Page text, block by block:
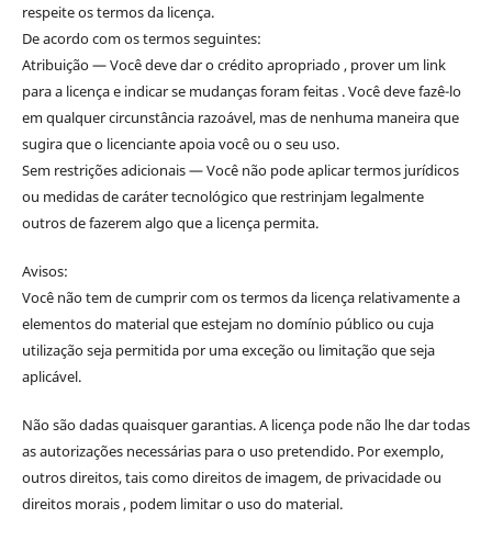
respeite os termos da licença.
De acordo com os termos seguintes:
Atribuição — Você deve dar o crédito apropriado , prover um link
para a licença e indicar se mudanças foram feitas . Você deve fazê-lo
em qualquer circunstância razoável, mas de nenhuma maneira que
sugira que o licenciante apoia você ou o seu uso.
Sem restrições adicionais — Você não pode aplicar termos jurídicos
ou medidas de caráter tecnológico que restrinjam legalmente
outros de fazerem algo que a licença permita.
Avisos:
Você não tem de cumprir com os termos da licença relativamente a
elementos do material que estejam no domínio público ou cuja
utilização seja permitida por uma exceção ou limitação que seja
aplicável.
Não são dadas quaisquer garantias. A licença pode não lhe dar todas
as autorizações necessárias para o uso pretendido. Por exemplo,
outros direitos, tais como direitos de imagem, de privacidade ou
direitos morais , podem limitar o uso do material.